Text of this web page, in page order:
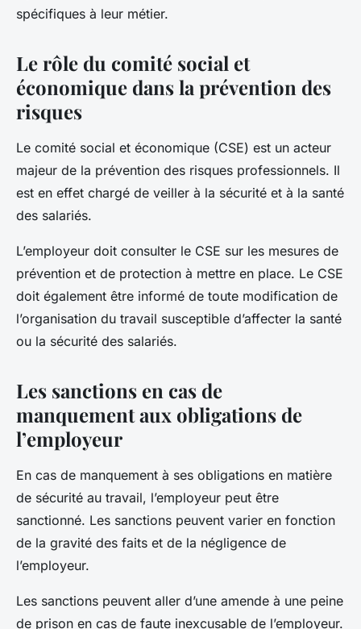
spécifiques à leur métier.
Le rôle du comité social et
économique dans la prévention des
risques
Le comité social et économique (CSE) est un acteur
majeur de la prévention des risques professionnels. Il
est en effet chargé de veiller à la sécurité et à la santé
des salariés.
L’employeur doit consulter le CSE sur les mesures de
prévention et de protection à mettre en place. Le CSE
doit également être informé de toute modification de
l’organisation du travail susceptible d’affecter la santé
ou la sécurité des salariés.
Les sanctions en cas de
manquement aux obligations de
l’employeur
En cas de manquement à ses obligations en matière
de sécurité au travail, l’employeur peut être
sanctionné. Les sanctions peuvent varier en fonction
de la gravité des faits et de la négligence de
l’employeur.
Les sanctions peuvent aller d’une amende à une peine
de prison en cas de faute inexcusable de l’employeur.